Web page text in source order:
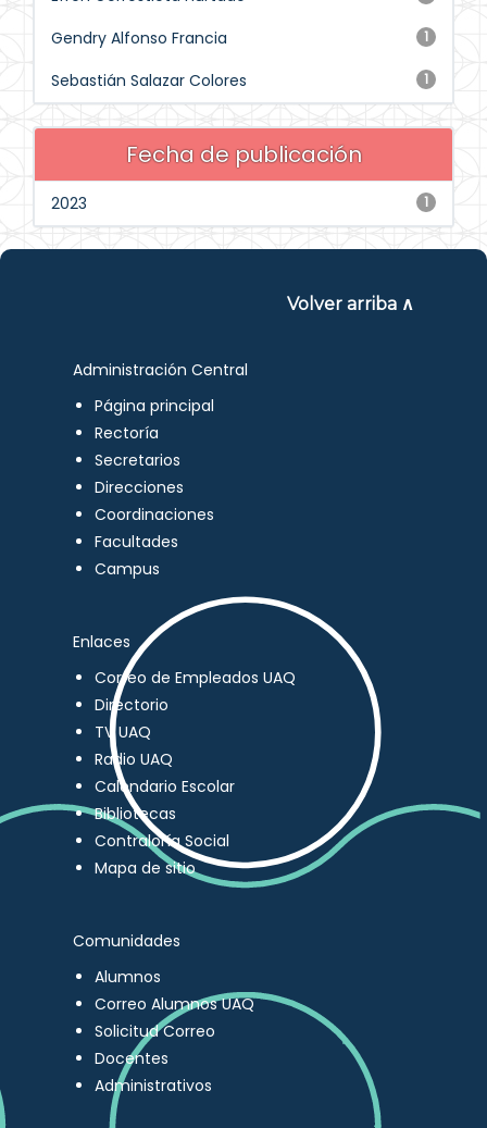
1
Gendry Alfonso Francia
1
Sebastián Salazar Colores
Fecha de publicación
1
2023
Volver arriba ∧
Administración Central
Página principal
Rectoría
Secretarios
Direcciones
Coordinaciones
Facultades
Campus
Enlaces
Correo de Empleados UAQ
Directorio
TV UAQ
Radio UAQ
Calendario Escolar
Bibliotecas
Contraloría Social
Mapa de sitio
Comunidades
Alumnos
Correo Alumnos UAQ
Solicitud Correo
Docentes
Administrativos